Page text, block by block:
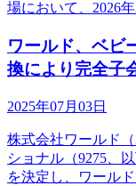
場において、2026
ワールド、ベビ
換により完全子
2025年07月03日
株式会社ワールド
ショナル（9275、
を決定し、ワール